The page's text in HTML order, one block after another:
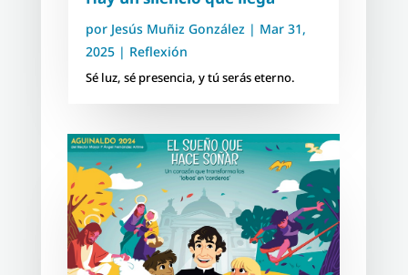
por Jesús Muñiz González| Mar 31,
2025| Reflexión
Sé luz, sé presencia, y tú serás eterno.